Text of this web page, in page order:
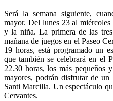
Será la semana siguiente,
mayor. Del lunes 23 al
y la niña. La primera de las
mañana de juegos en el Paseo
19 horas, está programado un
que también se celebrará en el
22.30 horas, los más pequeños
mayores, podrán disfrutar de
Santi Marcilla. Un espectáculo
Cervantes.